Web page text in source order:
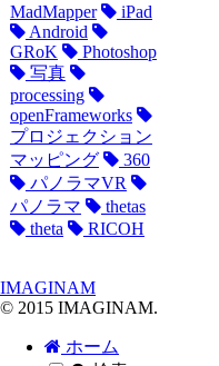
MadMapper
iPad
Android
GRoK
Photoshop
写真
processing
openFrameworks
プロジェクション
マッピング
360
パノラマVR
パノラマ
thetas
theta
RICOH
IMAGINAM
© 2015 IMAGINAM.
ホーム